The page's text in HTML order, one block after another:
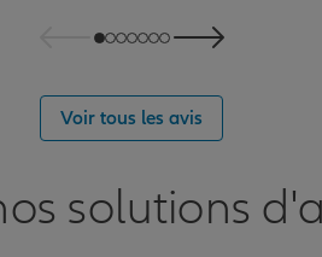
Voir tous les avis
solutions